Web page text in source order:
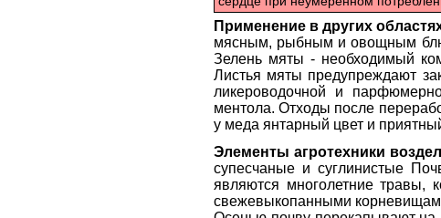
Применение в других
мясным, рыбным и овощным
Зелень мяты - необходимый
Листья мяты предупреждают
ликероводочной и
ментола. Отходы после
у меда янтарный цвет и
Элементы агротехники
супесчаные и суглинистые
являются многолетние
свежевыкопанными